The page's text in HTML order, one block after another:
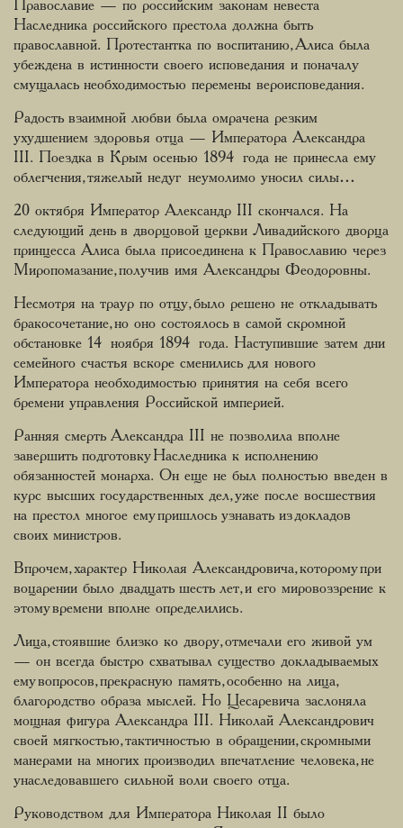
Православие — по российским законам невеста
Наследника российского престола должна быть
православной. Протестантка по воспитанию, Алиса была
убеждена в истинности своего исповедания и поначалу
смущалась необходимостью перемены вероисповедания.
Радость взаимной любви была омрачена резким
ухудшением здоровья отца — Императора Александра
III. Поездка в Крым осенью 1894 года не принесла ему
облегчения, тяжелый недуг неумолимо уносил силы…
20 октября Император Александр III скончался. На
следующий день в дворцовой церкви Ливадийского дворца
принцесса Алиса была присоединена к Православию через
Миропомазание, получив имя Александры Феодоровны.
Несмотря на траур по отцу, было решено не откладывать
бракосочетание, но оно состоялось в самой скромной
обстановке 14 ноября 1894 года. Наступившие затем дни
семейного счастья вскоре сменились для нового
Императора необходимостью принятия на себя всего
бремени управления Российской империей.
Ранняя смерть Александра III не позволила вполне
завершить подготовку Наследника к исполнению
обязанностей монарха. Он еще не был полностью введен в
курс высших государственных дел, уже после восшествия
на престол многое ему пришлось узнавать из докладов
своих министров.
Впрочем, характер Николая Александровича, которому при
воцарении было двадцать шесть лет, и его мировоззрение к
этому времени вполне определились.
Лица, стоявшие близко ко двору, отмечали его живой ум
— он всегда быстро схватывал существо докладываемых
ему вопросов, прекрасную память, особенно на лица,
благородство образа мыслей. Но Цесаревича заслоняла
мощная фигура Александра III. Николай Александрович
своей мягкостью, тактичностью в обращении, скромными
манерами на многих производил впечатление человека, не
унаследовавшего сильной воли своего отца.
Руководством для Императора Николая II было